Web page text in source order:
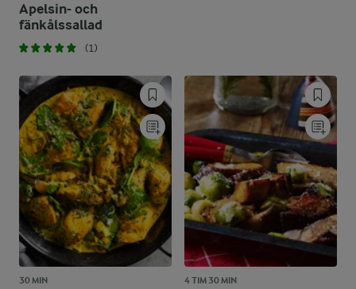
Apelsin- och
fänkålssallad
(1)
30 MIN 4 TIM 30 MIN